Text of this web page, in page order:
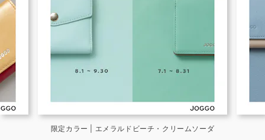
限定カラー | エメラルドビーチ・クリームソーダ